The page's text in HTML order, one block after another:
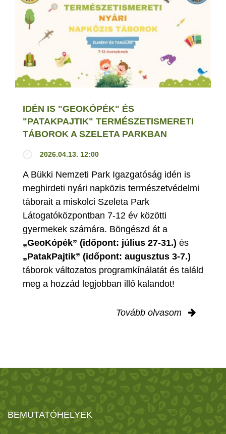
IDÉN IS "GEOKÓPÉK" ÉS
"PATAKPAJTIK" TERMÉSZETISMERETI
TÁBOROK A SZELETA PARKBAN
2026.04.13. 12:00
A Bükki Nemzeti Park Igazgatóság idén is
meghirdeti nyári napközis természetvédelmi
táborait a miskolci Szeleta Park
Látogatóközpontban 7-12 év közötti
gyermekek számára. Böngészd át a
„GeoKópék” (időpont: július 27-31.) és
„PatakPajtik” (időpont: augusztus 3-7.)
táborok változatos programkínálatát és találd
meg a hozzád legjobban illő kalandot!
Tovább olvasom
BEMUTATÓHELYEK